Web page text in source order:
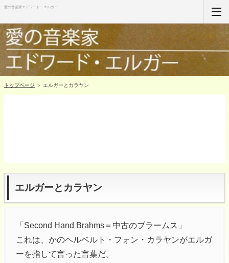
愛の音楽家エドワード・エルガー
ホーム
RSS購読
サイトマップ
トップページ ＞ エルガーとカラヤン
エルガーとカラヤン
「Second Hand Brahms＝中古のブラームス」
これは、かのヘルベルト・フォン・カラヤンがエルガ
ーを指して言った言葉だ。